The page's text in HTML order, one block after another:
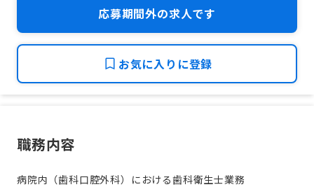
応募期間外の求人です
お気に入りに登録
職務内容
病院内（歯科口腔外科）における歯科衛生士業務